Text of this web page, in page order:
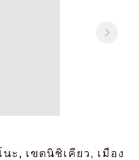
ะ, เขตนิชิเคียว, เมือง